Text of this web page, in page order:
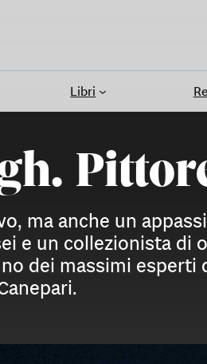
Libri
ma anche un
e un collezionista di
dei massimi esperti